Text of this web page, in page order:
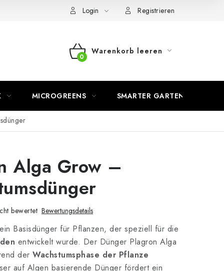
Login Registrieren
WARENKORB
Warenkorb leeren
MICROGREENS SMARTER GARTEN
Alga Grow –
bewertet Bewertungsdetails
Basisdünger für Pflanzen, der speziell für die
entwickelt wurde. Der Dünger Plagron Alga
der Wachstumsphase der Pflanze
auf Algen basierende Dünger fördert ein